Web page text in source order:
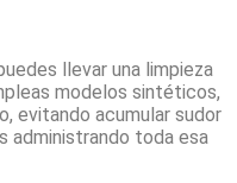
llevar una limpieza
modelos sintéticos,
evitando acumular sudor
administrando toda esa